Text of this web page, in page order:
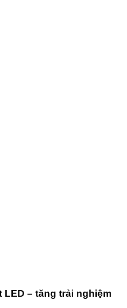
– tăng trải nghiệm